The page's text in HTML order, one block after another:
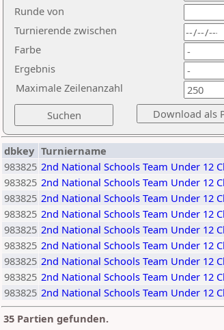
Runde von
Turnierende zwischen
Farbe
Ergebnis
Maximale Zeilenanzahl
dbkey Turniername
983825 2nd National Schools Team Under 12
983825 2nd National Schools Team Under 12
983825 2nd National Schools Team Under 12
983825 2nd National Schools Team Under 12
983825 2nd National Schools Team Under 12
983825 2nd National Schools Team Under 12
983825 2nd National Schools Team Under 12
983825 2nd National Schools Team Under 12
983825 2nd National Schools Team Under 12
35 Partien gefunden.